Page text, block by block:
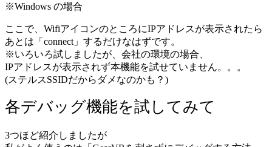
※Windows の場合
ここで、WifiアイコンのところにIPアドレスが表示されたら
あとは「connect」するだけなはずです。
※いろいろ試しましたが、会社の環境の場合、
IPアドレスが表示されず本機能を試せていません。。。
(ステルスSSIDだからダメなのかも？)
各デバッグ機能を試してみて
3つほど紹介しましたが